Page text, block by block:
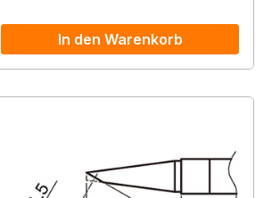
In den Warenkorb